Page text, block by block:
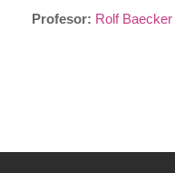
Profesor: Rolf Baecker